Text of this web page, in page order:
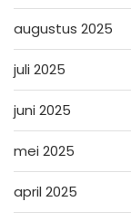
augustus 2025
juli 2025
juni 2025
mei 2025
april 2025